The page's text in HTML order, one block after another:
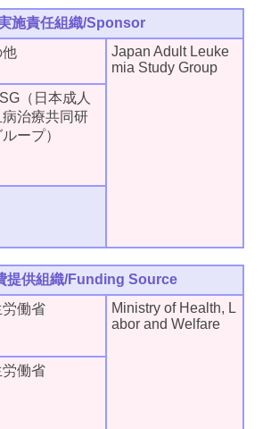
施責任組織/Sponsor
他
Japan Adult Leuke
mia Study Group
（日本成人
病治療共同研
ープ）
提供組織/Funding Source
労働省
Ministry of Health, L
abor and Welfare
労働省